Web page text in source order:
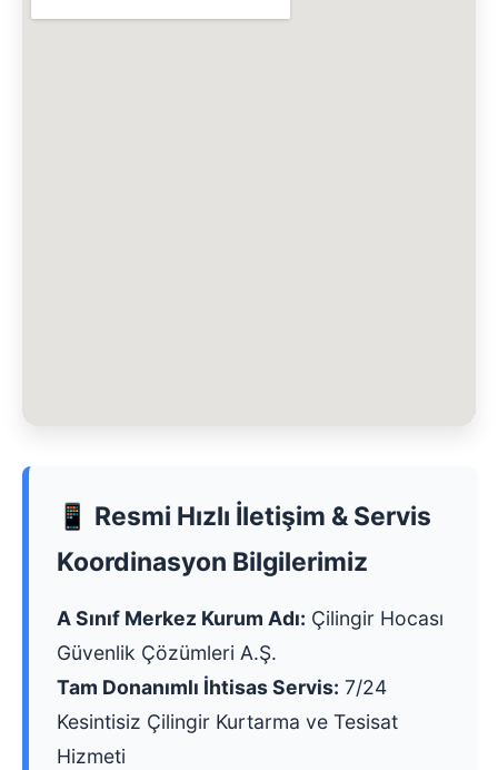
📱 Resmi Hızlı İletişim & Servis
Koordinasyon Bilgilerimiz
A Sınıf Merkez Kurum Adı: Çilingir Hocası
Güvenlik Çözümleri A.Ş.
Tam Donanımlı İhtisas Servis: 7/24
Kesintisiz Çilingir Kurtarma ve Tesisat
Hizmeti